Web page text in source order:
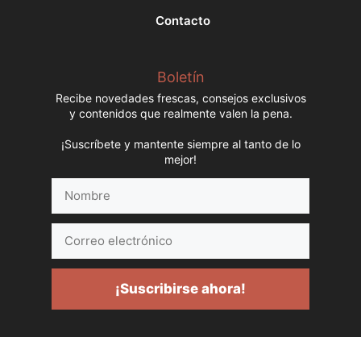
Contacto
Boletín
Recibe novedades frescas, consejos exclusivos
y contenidos que realmente valen la pena.
¡Suscríbete y mantente siempre al tanto de lo
mejor!
electrónico
¡Suscribirse ahora!